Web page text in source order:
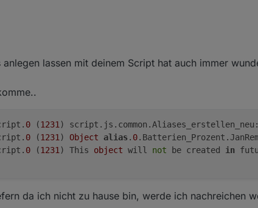
lassen mit deinem Script hat auch immer
0 (1231 )
0 (1231 ) Object alias . 0
0 (1231 ) This object will not be created in
da ich nicht zu hause bin, werde ich nachreichen